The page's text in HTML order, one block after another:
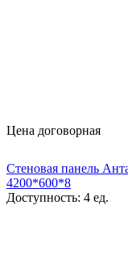
Цена договорная
Стеновая панель
4200*600*8
Доступность: 4 ед.